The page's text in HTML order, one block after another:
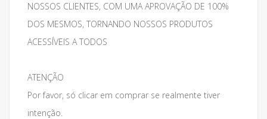
NOSSOS CLIENTES, COM UMA APROVAÇÃO DE 100%
DOS MESMOS, TORNANDO NOSSOS PRODUTOS
ACESSÍVEIS A TODOS
ATENÇÃO
Por favor, só clicar em comprar se realmente tiver
intenção.